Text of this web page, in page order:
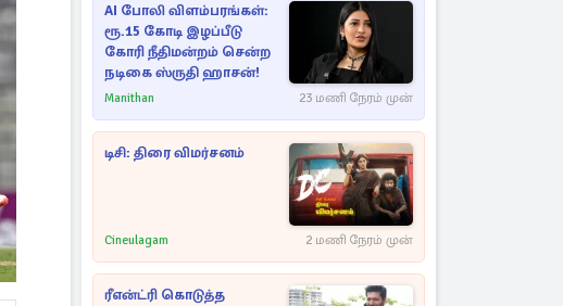
AI போலி விளம்பரங்கள்:
ரூ.15 கோடி இழப்பீடு
கோரி நீதிமன்றம் சென்ற
நடிகை ஸ்ருதி ஹாசன்!
Manithan 23 மணி நேரம் முன்
டிசி: திரை விமர்சனம்
Cineulagam 2 மணி நேரம் முன்
ரீஎன்ட்ரி கொடுத்த